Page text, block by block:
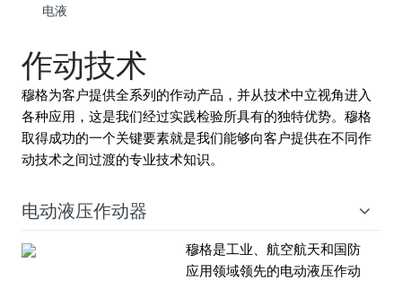
电液
作动技术
穆格为客户提供全系列的作动产品，并从技术中立视角进入
各种应用，这是我们经过实践检验所具有的独特优势。穆格
取得成功的一个关键要素就是我们能够向客户提供在不同作
动技术之间过渡的专业技术知识。
电动液压作动器
穆格是工业、航空航天和国防
应用领域领先的电动液压作动